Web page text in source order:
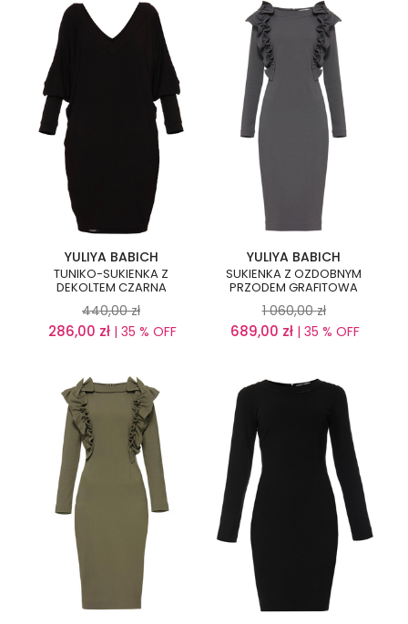
YULIYA BABICH
TUNIKO-SUKIENKA Z
DEKOLTEM CZARNA
440,00 zł
286,00 zł | 35 % OFF
YULIYA BABICH
SUKIENKA Z OZDOBNYM
PRZODEM GRAFITOWA
1 060,00 zł
689,00 zł | 35 % OFF